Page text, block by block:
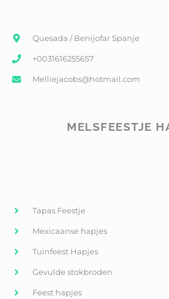
Quesada / Benijofar Spanje
+0031616255657
Melliejacobs@hotmail.com
MELSFEESTJE
Tapas Feestje
Mexicaanse hapjes
Tuinfeest Hapjes
Gevulde stokbroden
Feest hapjes